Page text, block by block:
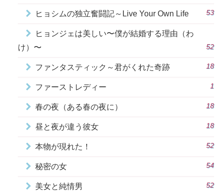
ヒョシムの独立奮闘記～Live Your Own Life 53
ヒョンジェは美しい〜僕が結婚する理由（わ
け）〜
52
ファンタスティック～君がくれた奇跡 18
ファーストレディー 1
春の夜（ある春の夜に） 18
昼と夜が違う彼女 18
本物が現れた！ 52
秘密の女 54
美女と純情男 52